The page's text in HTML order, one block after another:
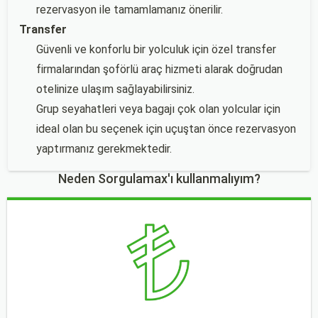
rezervasyon ile tamamlamanız önerilir.
Transfer
Güvenli ve konforlu bir yolculuk için özel transfer
firmalarından şoförlü araç hizmeti alarak doğrudan
otelinize ulaşım sağlayabilirsiniz.
Grup seyahatleri veya bagajı çok olan yolcular için
ideal olan bu seçenek için uçuştan önce rezervasyon
yaptırmanız gerekmektedir.
Neden Sorgulamax'ı kullanmalıyım?